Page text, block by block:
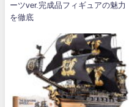
ーツver.完成品フィギュアの魅力
を徹底